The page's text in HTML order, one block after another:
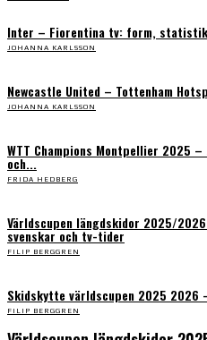
Inter – Fiorentina tv: form,
JOHANNA KARLSSON
Newcastle United – Tottenham
JOHANNA KARLSSON
WTT Champions Montpellier 2025
och...
FRIDA HEDBERG
Världscupen längdskidor 2025/
svenskar och tv-tider
FILIP BERGGREN
Skidskytte världscupen 2025 2026
FILIP BERGGREN